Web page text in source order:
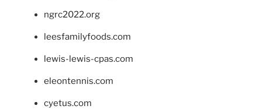
ngrc2022.org
leesfamilyfoods.com
lewis-lewis-cpas.com
eleontennis.com
cyetus.com